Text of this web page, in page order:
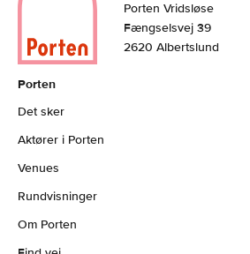
Porten Vridsløse
Fængselsvej 39
2620 Albertslund
Porten
Det sker
Aktører i Porten
Venues
Rundvisninger
Om Porten